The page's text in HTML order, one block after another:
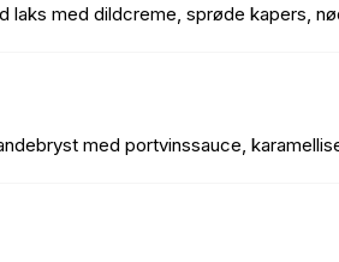
laks med dildcreme, sprøde kapers,
med portvinssauce,